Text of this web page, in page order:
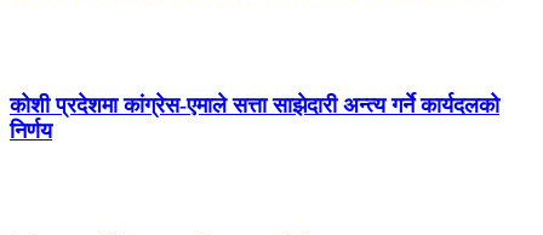
कोशी प्रदेशमा कांग्रेस-एमाले सत्ता साझेदारी अन्त्य गर्ने कार्यदलको
निर्णय